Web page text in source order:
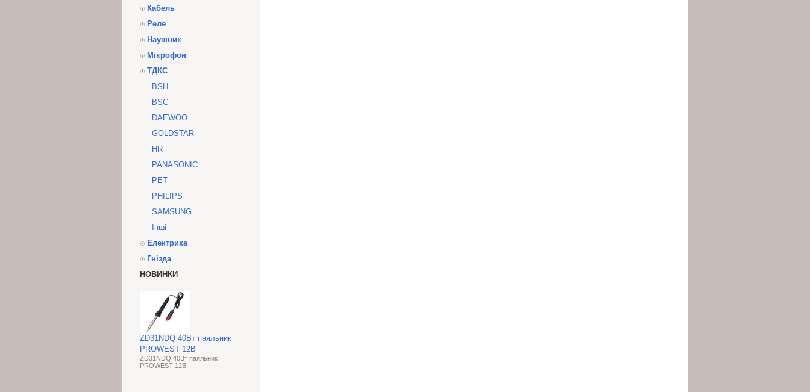
Кабель
Реле
Наушник
Мікрофон
ТДКС
BSH
BSC
DAEWOO
GOLDSTAR
HR
PANASONIC
PET
PHILIPS
SAMSUNG
Інші
Електрика
Гнізда
НОВИНКИ
ZD31NDQ 40Вт паяльник
PROWEST 12В
ZD31NDQ 40Вт паяльник
PROWEST 12В